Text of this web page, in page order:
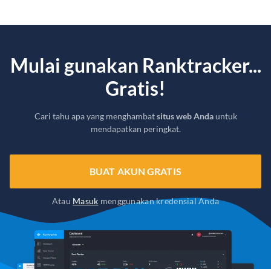
Mulai gunakan Ranktracker...
Gratis!
Cari tahu apa yang menghambatsitus web Andauntuk
mendapatkan peringkat.
BUAT AKUN GRATIS
Atau Masuk menggunakan kredensial Anda